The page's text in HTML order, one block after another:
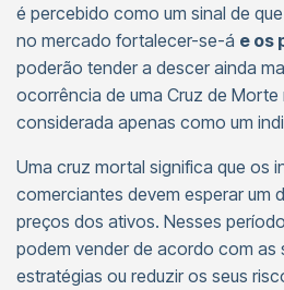
é percebido como um sinal de que
no mercado fortalecer-se-á e os
poderão tender a descer ainda
ocorrência de uma Cruz de Morte
considerada apenas como um
Uma cruz mortal significa que os
comerciantes devem esperar um
preços dos ativos. Nesses
podem vender de acordo com as
estratégias ou reduzir os seus